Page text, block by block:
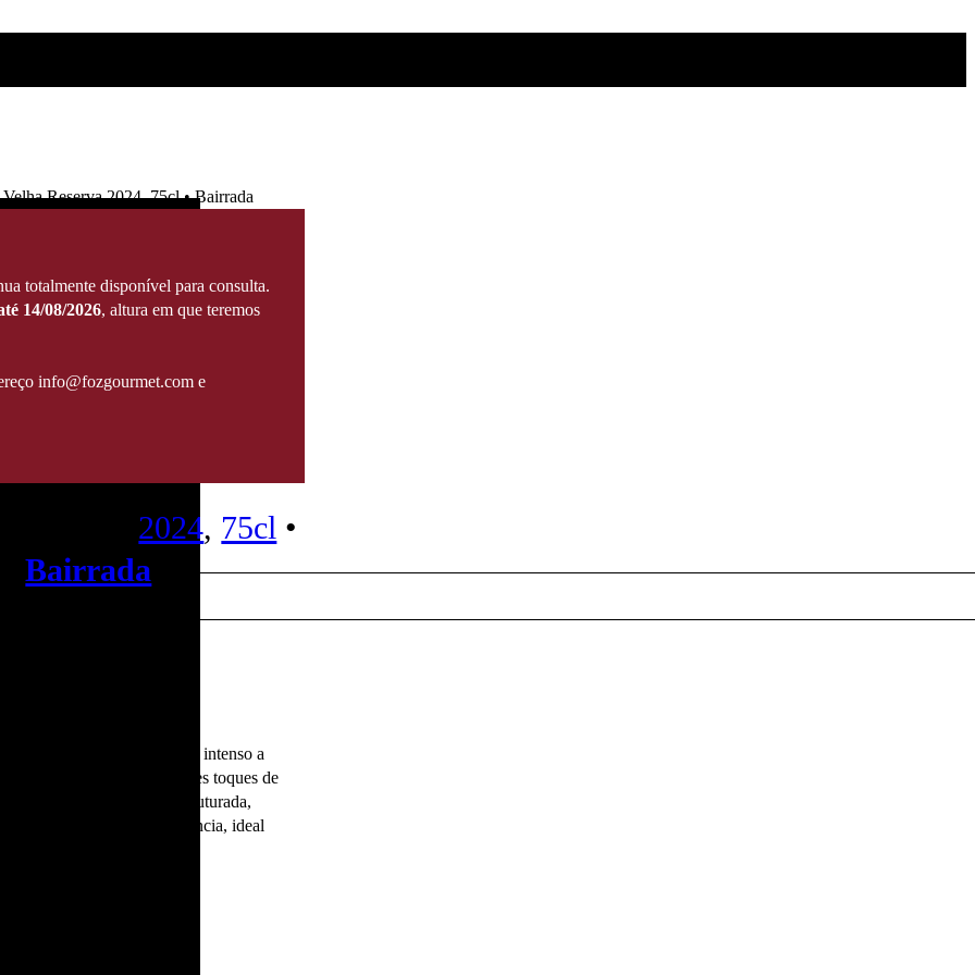
Reserva 2024, 75cl • Bairrada
totalmente disponível para consulta.
14/08/2026, altura em que teremos
info@fozgourmet.com e
2024, 75cl •
Bairrada
apresenta um aroma intenso a
de baunilha, tosta e suaves toques de
e excelente textura estruturada,
um branco de grande elegância, ideal